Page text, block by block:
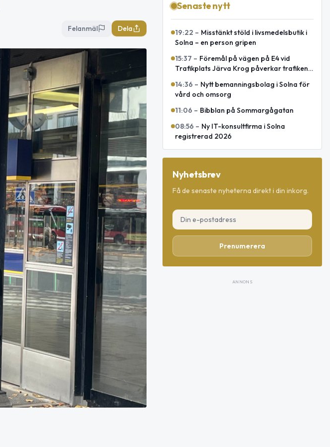
Felanmäl Dela
Senaste nytt
19:22 – Misstänkt stöld i livsmedelsbutik i
Solna – en person gripen
15:37 – Föremål på vägen på E4 vid
Trafikplats Järva Krog påverkar trafiken
14:36 – Nytt bemanningsbolag i Solna för
vård och omsorg
11:06 – Bibblan på Sommargågatan
08:56 – Ny IT-konsultfirma i Solna
registrerad 2026
Nyhetsbrev
Få de senaste nyheterna direkt i din inkorg.
Prenumerera
ANNONS